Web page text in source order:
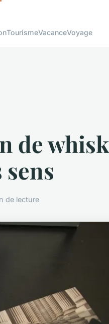
TourismeVacanceVoyage
de
sens
de lecture